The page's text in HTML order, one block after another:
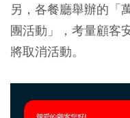
另，各餐廳舉辦的「
團活動」，考量顧客
將取消活動。